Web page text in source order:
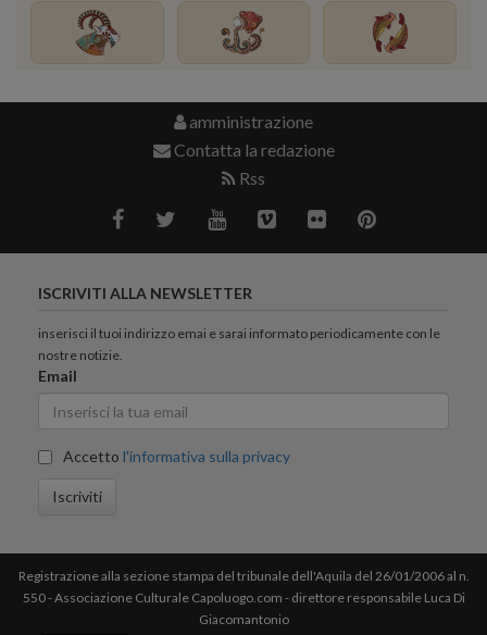
amministrazione
Contatta la redazione
Rss
ISCRIVITI ALLA NEWSLETTER
inserisci il tuoi indirizzo emai e sarai informato periodicamente con le
nostre notizie.
Email
Accetto l'informativa sulla privacy
Iscriviti
Registrazione alla sezione stampa del tribunale dell'Aquila del 26/01/2006 al n.
550 - Associazione Culturale Capoluogo.com - direttore responsabile Luca Di
Giacomantonio